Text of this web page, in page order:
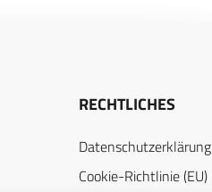
RECHTLICHES
Datenschutzerklärung
Cookie-Richtlinie (EU)